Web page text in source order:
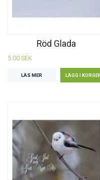
Röd Glada
5.00 SEK
LÄS MER